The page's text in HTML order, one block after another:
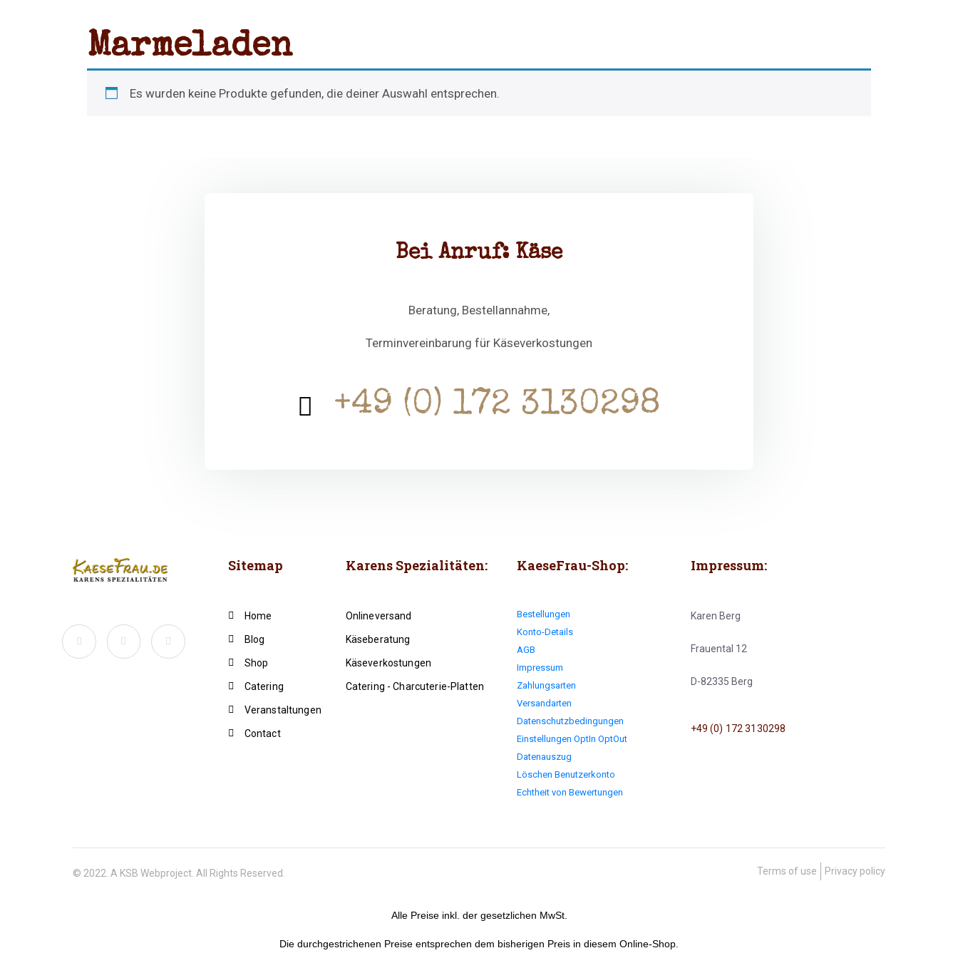
Marmeladen
Es wurden keine Produkte gefunden, die deiner Auswahl entsprechen.
Bei Anruf: Käse
Beratung, Bestellannahme,
Terminvereinbarung für Käseverkostungen
+49 (0) 172 3130298
Sitemap
Home
Blog
Shop
Catering
Veranstaltungen
Contact
Karens Spezialitäten:
Onlineversand
Käseberatung
Käseverkostungen
Catering - Charcuterie-Platten
KaeseFrau-Shop:
Bestellungen
Konto-Details
AGB
Impressum
Zahlungsarten
Versandarten
Datenschutzbedingungen
Einstellungen OptIn OptOut
Datenauszug
Löschen Benutzerkonto
Echtheit von Bewertungen
Impressum:
Karen Berg
Frauental 12
D-82335 Berg
+49 (0) 172 3130298
© 2022. A KSB Webproject. All Rights Reserved. Terms of use Privacy policy
Alle Preise inkl. der gesetzlichen MwSt.
Die durchgestrichenen Preise entsprechen dem bisherigen Preis in diesem Online-Shop.